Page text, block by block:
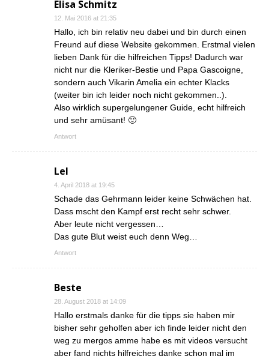
Elisa Schmitz
12. Mai 2016 at 21:35
Hallo, ich bin relativ neu dabei und bin durch einen
Freund auf diese Website gekommen. Erstmal vielen
lieben Dank für die hilfreichen Tipps! Dadurch war
nicht nur die Kleriker-Bestie und Papa Gascoigne,
sondern auch Vikarin Amelia ein echter Klacks
(weiter bin ich leider noch nicht gekommen..).
Also wirklich supergelungener Guide, echt hilfreich
und sehr amüsant! 🙂
Antwort
Lel
4. April 2018 at 19:45
Schade das Gehrmann leider keine Schwächen hat.
Dass mscht den Kampf erst recht sehr schwer.
Aber leute nicht vergessen…
Das gute Blut weist euch denn Weg…
Antwort
Beste
28. August 2018 at 14:09
Hallo erstmals danke für die tipps sie haben mir
bisher sehr geholfen aber ich finde leider nicht den
weg zu mergos amme habe es mit videos versucht
aber fand nichts hilfreiches danke schon mal im